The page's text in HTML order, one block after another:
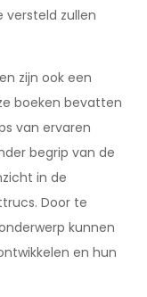
versteld zullen
zijn ook een
boeken bevatten
van ervaren
begrip van de
in de
Door te
kunnen
en hun